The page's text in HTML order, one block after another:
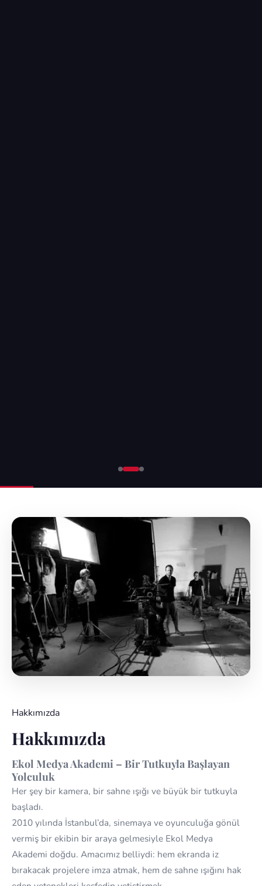
Hakkımızda
Hakkımızda
Ekol Medya Akademi – Bir Tutkuyla Başlayan
Yolculuk
Her şey bir kamera, bir sahne ışığı ve büyük bir tutkuyla
başladı.
2010 yılında İstanbul’da, sinemaya ve oyunculuğa gönül
vermiş bir ekibin bir araya gelmesiyle Ekol Medya
Akademi doğdu. Amacımız belliydi: hem ekranda iz
bırakacak projelere imza atmak, hem de sahne ışığını hak